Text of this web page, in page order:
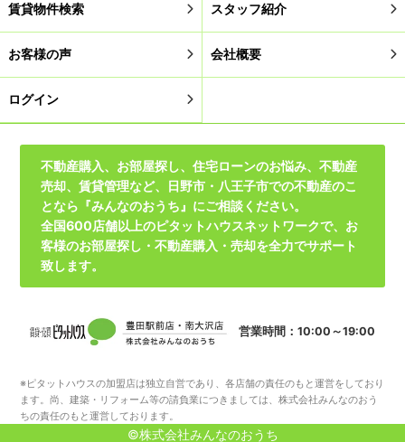
賃貸物件検索 スタッフ紹介
お客様の声 会社概要
ログイン
不動産購入、お部屋探し、住宅ローンのお悩み、不動産
売却、賃貸管理など、日野市・八王子市での不動産のこ
となら『みんなのおうち』にご相談ください。
全国600店舗以上のピタットハウスネットワークで、お
客様のお部屋探し・不動産購入・売却を全力でサポート
致します。
営業時間：10:00～19:00
※ピタットハウスの加盟店は独立自営であり、各店舗の責任のもと運営をしており
ます。尚、建築・リフォーム等の請負業につきましては、株式会社みんなのおう
ちの責任のもと運営しております。
©株式会社みんなのおうち